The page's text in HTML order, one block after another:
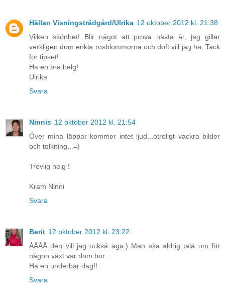
Hällan Visningsträdgård/Ulrika 12 oktober 2012 kl. 21:38
Vilken skönhet! Blir något att prova nästa år, jag gillar
verkligen dom enkla rosblommorna och doft vill jag ha. Tack
för tipset!
Ha en bra helg!
Ulrika
Svara
Ninnis 12 oktober 2012 kl. 21:54
Över mina läppar kommer intet ljud...otroligt vackra bilder
och tolkning...=)
Trevlig helg !
Kram Ninni
Svara
Berit 12 oktober 2012 kl. 23:22
ÅÅÅÅ den vill jag också äga:) Man ska aldrig tala om för
någon växt var dom bor...
Ha en underbar dag!!
Svara